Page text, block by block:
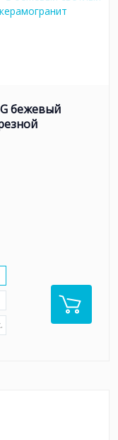
G бежевый